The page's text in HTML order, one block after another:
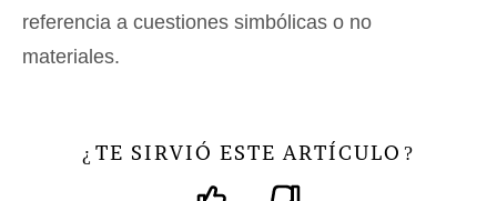
referencia a cuestiones simbólicas o no
materiales.
¿ TE SIRVIÓ ESTE ARTÍCULO ?